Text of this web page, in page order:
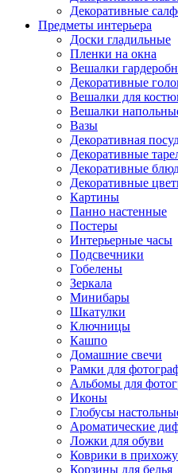
Декоративные
Предметы интерьера
Доски гладильные
Пленки на окна
Вешалки
Декоративные
Вешалки для
Вешалки
Вазы
Декоративная
Декоративные
Декоративные
Декоративные
Картины
Панно настенные
Постеры
Интерьерные часы
Подсвечники
Гобелены
Зеркала
Минибары
Шкатулки
Ключницы
Кашпо
Домашние свечи
Рамки для
Альбомы для
Иконы
Глобусы
Ароматические
Ложки для обуви
Коврики в
Корзины для белья